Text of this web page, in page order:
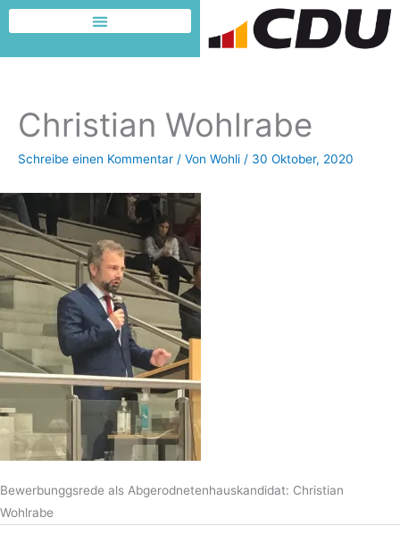
Zum
Inhalt
springen
Christian Wohlrabe
Schreibe einen Kommentar / Von Wohli / 30 Oktober, 2020
Bewerbunggsrede als Abgerodnetenhauskandidat: Christian
Wohlrabe